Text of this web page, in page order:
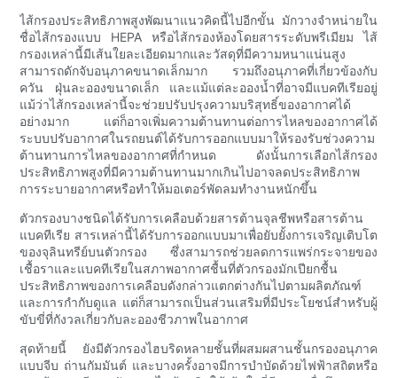
ไส้กรองประสิทธิภาพสูงพัฒนาแนวคิดนี้ไปอีกขั้น มักวางจำหน่ายใน
ชื่อไส้กรองแบบ HEPA หรือไส้กรองห้องโดยสารระดับพรีเมียม ไส้
กรองเหล่านี้มีเส้นใยละเอียดมากและวัสดุที่มีความหนาแน่นสูง
สามารถดักจับอนุภาคขนาดเล็กมาก รวมถึงอนุภาคที่เกี่ยวข้องกับ
ควัน ฝุ่นละอองขนาดเล็ก และแม้แต่ละอองน้ำที่อาจมีแบคทีเรียอยู่
แม้ว่าไส้กรองเหล่านี้จะช่วยปรับปรุงความบริสุทธิ์ของอากาศได้
อย่างมาก แต่ก็อาจเพิ่มความต้านทานต่อการไหลของอากาศได้
ระบบปรับอากาศในรถยนต์ได้รับการออกแบบมาให้รองรับช่วงความ
ต้านทานการไหลของอากาศที่กำหนด ดังนั้นการเลือกไส้กรอง
ประสิทธิภาพสูงที่มีความต้านทานมากเกินไปอาจลดประสิทธิภาพ
การระบายอากาศหรือทำให้มอเตอร์พัดลมทำงานหนักขึ้น
ตัวกรองบางชนิดได้รับการเคลือบด้วยสารต้านจุลชีพหรือสารต้าน
แบคทีเรีย สารเหล่านี้ได้รับการออกแบบมาเพื่อยับยั้งการเจริญเติบโต
ของจุลินทรีย์บนตัวกรอง ซึ่งสามารถช่วยลดการแพร่กระจายของ
เชื้อราและแบคทีเรียในสภาพอากาศชื้นที่ตัวกรองมักเปียกชื้น
ประสิทธิภาพของการเคลือบดังกล่าวแตกต่างกันไปตามผลิตภัณฑ์
และการกำกับดูแล แต่ก็สามารถเป็นส่วนเสริมที่มีประโยชน์สำหรับผู้
ขับขี่ที่กังวลเกี่ยวกับละอองชีวภาพในอากาศ
สุดท้ายนี้ ยังมีตัวกรองไฮบริดหลายชั้นที่ผสมผสานชั้นกรองอนุภาค
แบบจีบ ถ่านกัมมันต์ และบางครั้งอาจมีการบำบัดด้วยไฟฟ้าสถิตหรือ